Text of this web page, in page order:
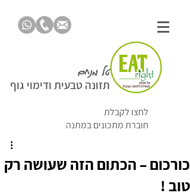
טל מנחם
תזונה טבעית ודימוי גוף
לחצו לקבלת
חוברת מתכונים במתנה
כורכום – הכתום הזה שעושה רק
טוב !